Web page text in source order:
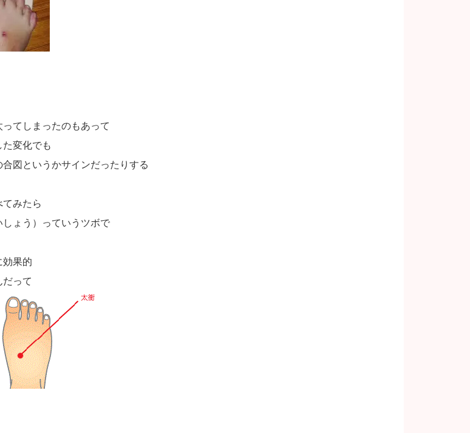
ってしまったのもあって
た変化でも
合図というかサインだったりする
てみたら
しょう）っていうツボで
効果的
だって